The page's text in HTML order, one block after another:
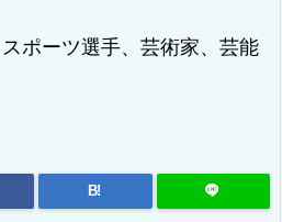
ポーツ選手、芸術家、芸能
B!